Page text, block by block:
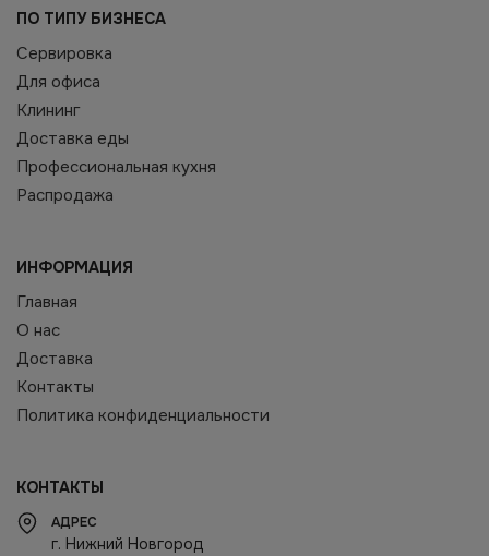
ПО ТИПУ БИЗНЕСА
Сервировка
Для офиса
Клининг
Доставка еды
Профессиональная кухня
Распродажа
ИНФОРМАЦИЯ
Главная
О нас
Доставка
Контакты
Политика конфиденциальности
КОНТАКТЫ
АДРЕС
г. Нижний Новгород